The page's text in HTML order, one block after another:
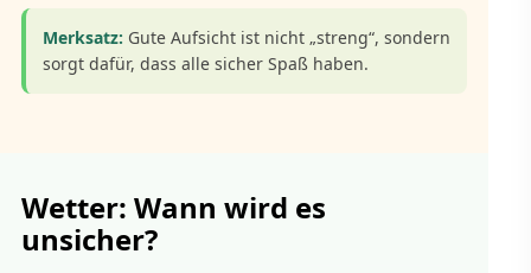
Merksatz: Gute Aufsicht ist nicht „streng“, sondern
sorgt dafür, dass alle sicher Spaß haben.
Wetter: Wann wird es
unsicher?